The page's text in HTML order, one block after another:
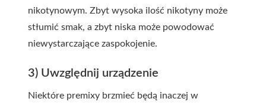
nikotynowym. Zbyt wysoka ilość nikotyny może
stłumić smak, a zbyt niska może powodować
niewystarczające zaspokojenie.
3) Uwzględnij urządzenie
Niektóre premixy brzmieć będą inaczej w